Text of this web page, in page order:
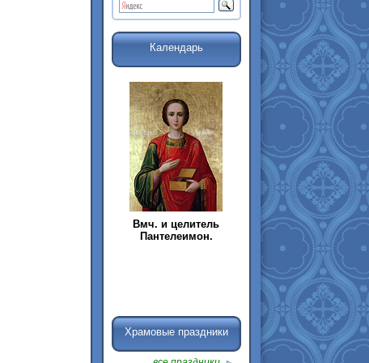
Календарь
Вмч. и целитель
Пантелеимон.
Храмовые праздники